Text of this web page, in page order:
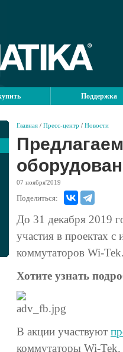
Поддержка
Главная / Пресс-центр / Новости
07 ноября'2019
Поделиться:
До 31 декабря 2019
участия в проектах
коммутаторов Wi-
Хотите узнать
В акции участвуют
коммутаторы Wi-Tek.